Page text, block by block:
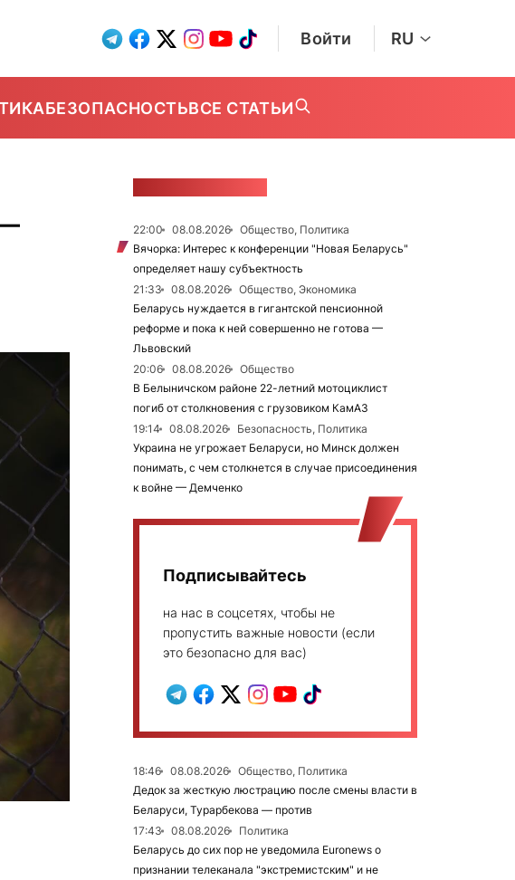
Войти RU
БЕЗОПАСНОСТЬВСЕ СТАТЬИ
—
22:00 08.08.2026
Общество, Политика
Вячорка: Интерес к конференции "Новая Беларусь"
определяет нашу субъектность
21:33
08.08.2026
Общество, Экономика
Беларусь нуждается в гигантской пенсионной
реформе и пока к ней совершенно не готова —
Львовский
20:06
08.08.2026
Общество
В Белыничском районе 22-летний мотоциклист
погиб от столкновения с грузовиком КамАЗ
19:14
08.08.2026
Безопасность, Политика
Украина не угрожает Беларуси, но Минск должен
понимать, с чем столкнется в случае присоединения
к войне — Демченко
Подписывайтесь
на нас в соцсетях, чтобы не
пропустить важные новости (если
это безопасно для вас)
18:46 08.08.2026
Общество, Политика
Дедок за жесткую люстрацию после смены власти в
Беларуси, Турарбекова — против
17:43
08.08.2026
Политика
Беларусь до сих пор не уведомила Euronews о
признании телеканала "экстремистским" и не